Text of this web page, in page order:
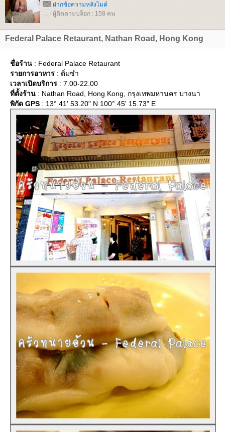
ฝากข้อความหลังไมค์
ผู้ติดตามบล็อก : 158 คน
Federal Palace Retaurant, Nathan Road, Hong Kong
ชื่อร้าน : Federal Palace Retaurant
รายการอาหาร : ติ่มซำ
เวลาเปิดบริการ : 7.00-22.00
ที่ตั้งร้าน : Nathan Road, Hong Kong, กรุงเทพมหานคร บางนา
พิกัด GPS : 13° 41' 53.20" N 100° 45' 15.73" E